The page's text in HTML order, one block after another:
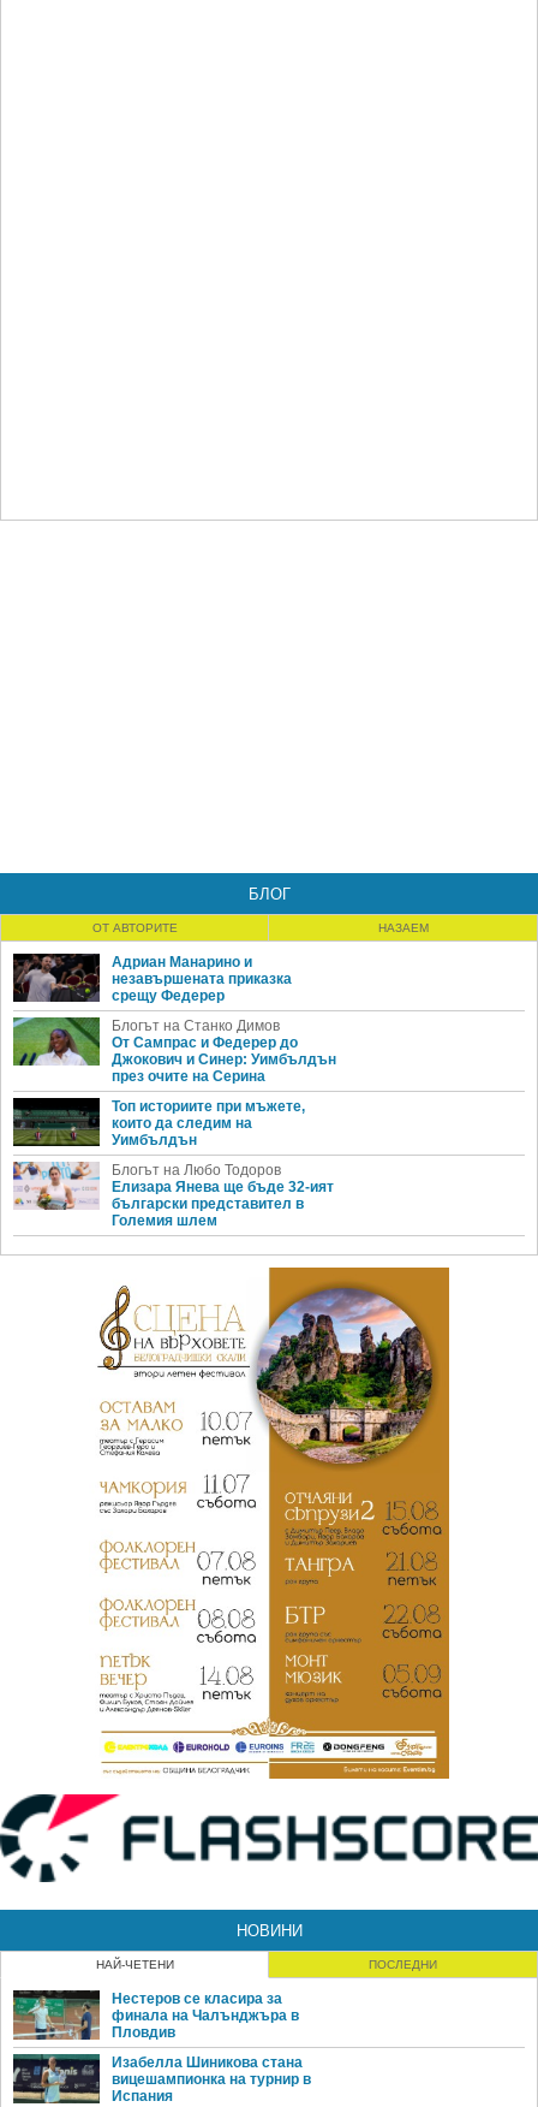
БЛОГ
ОТ АВТОРИТЕ НАЗАЕМ
Адриан Манарино и
незавършената приказка
срещу Федерер
Блогът на Станко Димов
От Сампрас и Федерер до
Джокович и Синер: Уимбълдън
през очите на Серина
Топ историите при мъжете,
които да следим на
Уимбълдън
Блогът на Любо Тодоров
Елизара Янева ще бъде 32-ият
български представител в
Големия шлем
НОВИНИ
НАЙ-ЧЕТЕНИ ПОСЛЕДНИ
Нестеров се класира за
финала на Чалънджъра в
Пловдив
Изабелла Шиникова стана
вицешампионка на турнир в
Испания